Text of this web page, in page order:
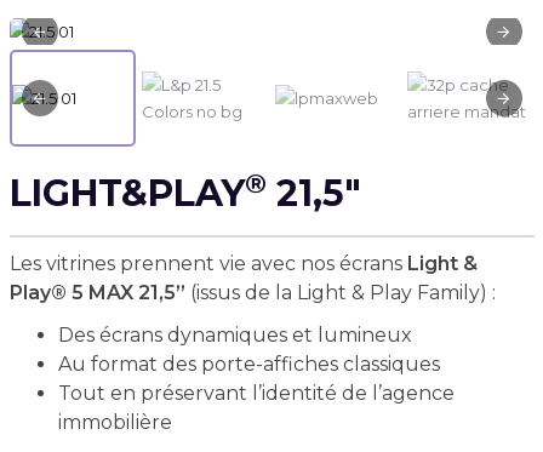
LIGHT&PLAY® 21,5"
Les vitrines prennent vie avec nos écrans Light &
Play® 5 MAX 21,5” (issus de la Light & Play Family) :
Des écrans dynamiques et lumineux
Au format des porte-affiches classiques
Tout en préservant l’identité de l’agence
immobilière